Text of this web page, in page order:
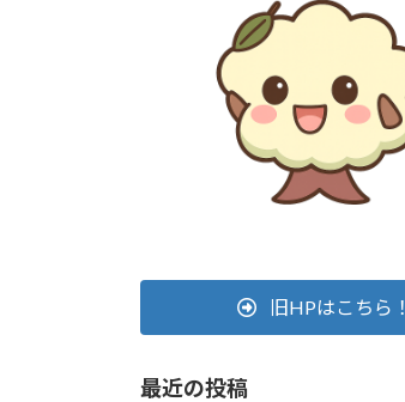
旧HPはこちら！
最近の投稿